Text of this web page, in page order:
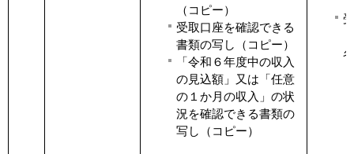
（コピー）
受取口座を確認できる
書類の写し（コピー）
「令和６年度中の収入
の見込額」又は「任意
の１か月の収入」の状
況を確認できる書類の
写し（コピー）